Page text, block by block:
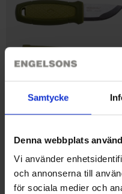
Samtycke
Denna webbplats
Vi använder
och annonserna till
för sociala medier och
Morakniv Eldris
Samankaltaiset